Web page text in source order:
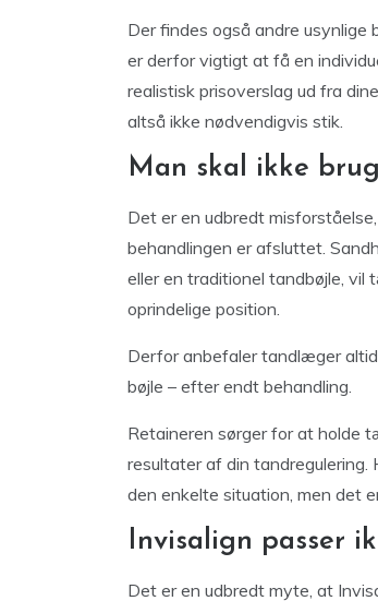
Der findes også andre
er derfor vigtigt at få en
realistisk prisoverslag ud fra
altså ikke nødvendigvis stik.
Man skal ikke
Det er en udbredt
behandlingen er afsluttet.
eller en traditionel tandbøjle,
oprindelige position.
Derfor anbefaler tandlæger
bøjle – efter endt behandling.
Retaineren sørger for at holde
resultater af din
den enkelte situation, men det
Invisalign passer
Det er en udbredt myte, at